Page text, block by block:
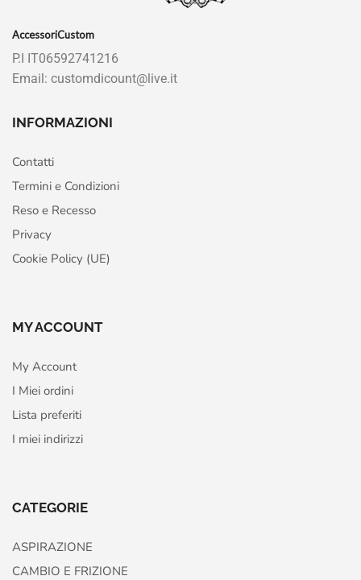
AccessoriCustom
P.I IT06592741216
Email: customdicount@live.it
INFORMAZIONI
Contatti
Termini e Condizioni
Reso e Recesso
Privacy
Cookie Policy (UE)
MY ACCOUNT
My Account
I Miei ordini
Lista preferiti
I miei indirizzi
CATEGORIE
ASPIRAZIONE
CAMBIO E FRIZIONE